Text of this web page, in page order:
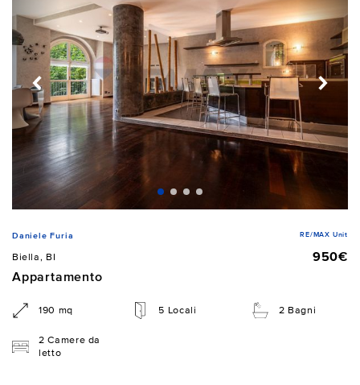
Daniele Furia RE/MAX Unit
Biella, BI
950€
Appartamento
190 mq 5 Locali 2 Bagni
2 Camere da
letto